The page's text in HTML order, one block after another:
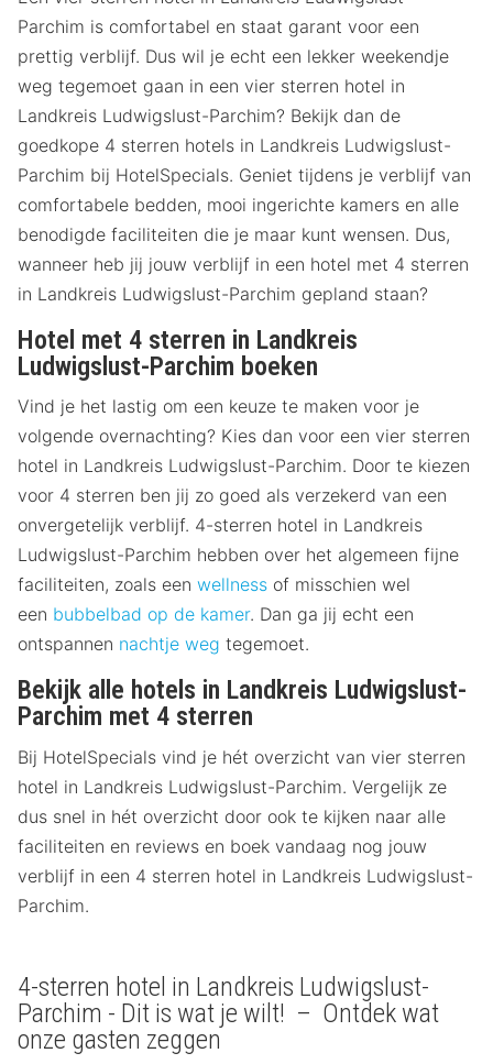
Parchim is comfortabel en staat garant voor een
prettig verblijf. Dus wil je echt een lekker weekendje
weg tegemoet gaan in een vier sterren hotel in
Landkreis Ludwigslust-Parchim? Bekijk dan de
goedkope 4 sterren hotels in Landkreis Ludwigslust-
Parchim bij HotelSpecials. Geniet tijdens je verblijf van
comfortabele bedden, mooi ingerichte kamers en alle
benodigde faciliteiten die je maar kunt wensen. Dus,
wanneer heb jij jouw verblijf in een hotel met 4 sterren
in Landkreis Ludwigslust-Parchim gepland staan?
Hotel met 4 sterren in Landkreis
Ludwigslust-Parchim boeken
Vind je het lastig om een keuze te maken voor je
volgende overnachting? Kies dan voor een vier sterren
hotel in Landkreis Ludwigslust-Parchim. Door te kiezen
voor 4 sterren ben jij zo goed als verzekerd van een
onvergetelijk verblijf. 4-sterren hotel in Landkreis
Ludwigslust-Parchim hebben over het algemeen fijne
faciliteiten, zoals een wellness of misschien wel
een bubbelbad op de kamer. Dan ga jij echt een
ontspannen nachtje weg tegemoet.
Bekijk alle hotels in Landkreis Ludwigslust-
Parchim met 4 sterren
Bij HotelSpecials vind je hét overzicht van vier sterren
hotel in Landkreis Ludwigslust-Parchim. Vergelijk ze
dus snel in hét overzicht door ook te kijken naar alle
faciliteiten en reviews en boek vandaag nog jouw
verblijf in een 4 sterren hotel in Landkreis Ludwigslust-
Parchim.
4-sterren hotel in Landkreis Ludwigslust-
Parchim - Dit is wat je wilt! – Ontdek wat
onze gasten zeggen